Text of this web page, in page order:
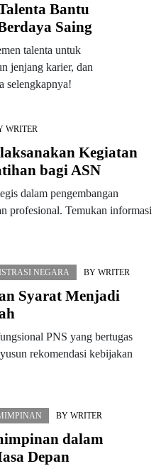
Bantu
Saing
talenta untuk
jenjang karier, dan
selengkapnya!
WRITER
Kegiatan
bagi ASN
dalam pengembangan
profesional. Temukan informasi
NEGARA BY WRITER
Syarat Menjadi
PNS yang bertugas
rekomendasi kebijakan
BY WRITER
dalam
Depan